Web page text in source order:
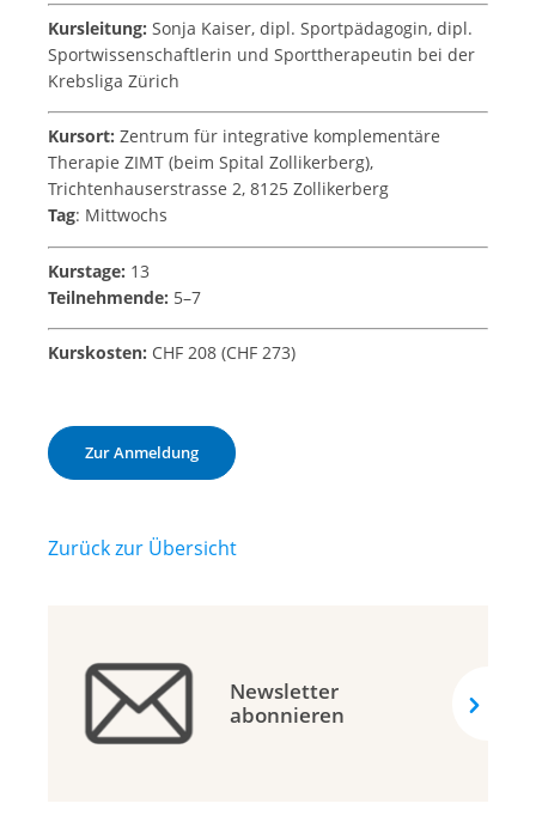
Kursleitung: Sonja Kaiser, dipl. Sportpädagogin, dipl.
Sportwissenschaftlerin und Sporttherapeutin bei der
Krebsliga Zürich
Kursort: Zentrum für integrative komplementäre
Therapie ZIMT (beim Spital Zollikerberg),
Trichtenhauserstrasse 2, 8125 Zollikerberg
Tag: Mittwochs
Kurstage: 13
Teilnehmende: 5–7
Kurskosten: CHF 208 (CHF 273)
Zur Anmeldung
Zurück zur Übersicht
Newsletter
abonnieren